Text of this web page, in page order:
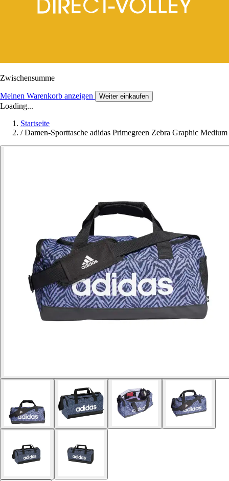
Zwischensumme
Meinen Warenkorb anzeigen Weiter einkaufen
Loading...
Startseite
/ Damen-Sporttasche adidas Primegreen Zebra Graphic Medium